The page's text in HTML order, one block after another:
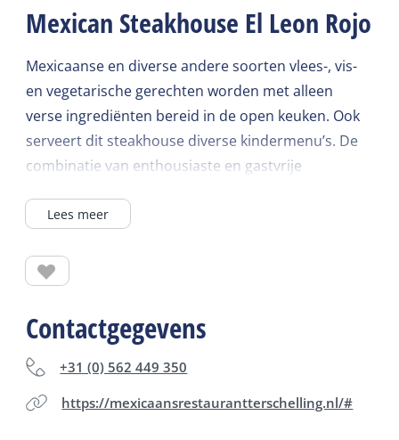
Mexican Steakhouse El Leon Rojo
Mexicaanse en diverse andere soorten vlees-, vis-
en vegetarische gerechten worden met alleen
verse ingrediënten bereid in de open keuken. Ook
serveert dit steakhouse diverse kindermenu’s. De
combinatie van enthousiaste en gastvrije
Mexicaanse gerechten en het kleurige cantina
In de zomer is het heerlijk genieten in de tropische
tuin met hangmatten en kinderspeelhoek. Het
gehele jaar dagelijks geopend vanaf 17.00 uur
(dinsdag gesloten).
Lees meer
Contactgegevens
+31 (0) 562 449 350
https://mexicaansrestaurantterschelling.nl/#